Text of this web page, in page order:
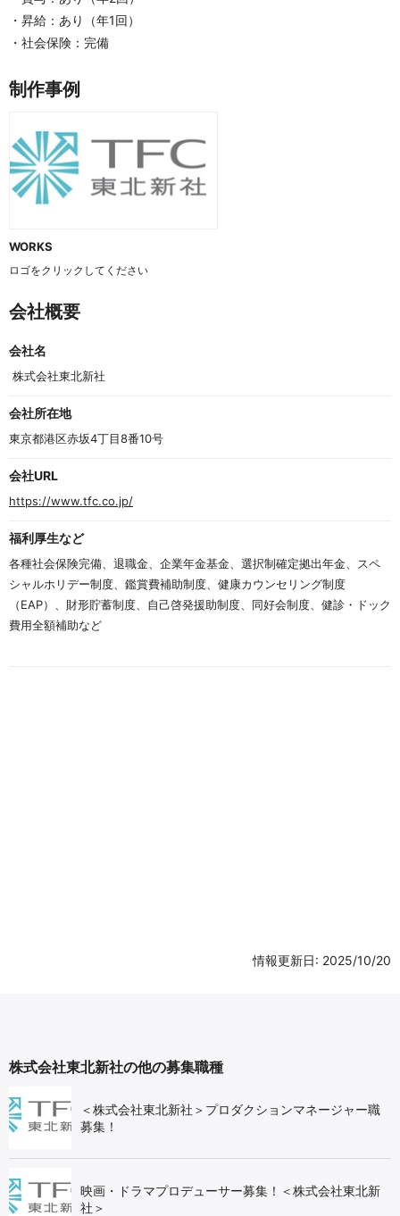
・昇給：あり（年1回）
・社会保険：完備
制作事例
WORKS
ロゴをクリックしてください
会社概要
会社名
株式会社東北新社
会社所在地
東京都港区赤坂4丁目8番10号
会社URL
https://www.tfc.co.jp/
福利厚生など
各種社会保険完備、退職金、企業年金基金、選択制確定拠出年金、スペ
シャルホリデー制度、鑑賞費補助制度、健康カウンセリング制度
（EAP）、財形貯蓄制度、自己啓発援助制度、同好会制度、健診・ドック
費用全額補助など
情報更新日: 2025/10/20
株式会社東北新社の他の募集職種
＜株式会社東北新社＞プロダクションマネージャー職
募集！
映画・ドラマプロデューサー募集！＜株式会社東北新
社＞